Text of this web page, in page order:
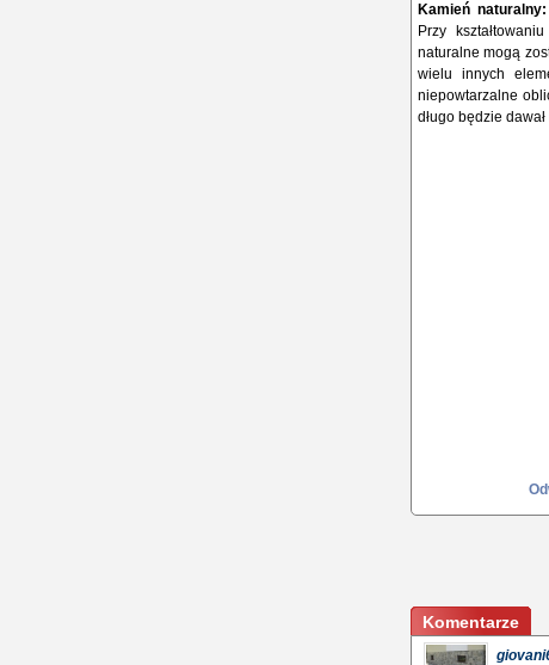
Kamień
Przy
naturalne mogą
wielu innych
niepowtarzalne
długo będzie
Komentarze